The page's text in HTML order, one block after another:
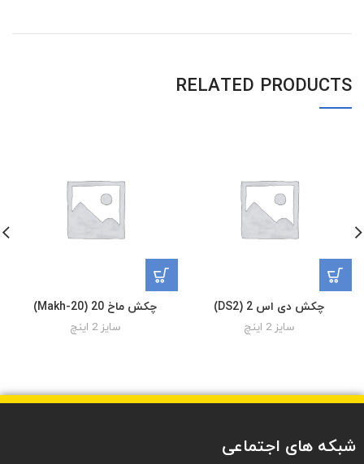
RELATED PRODUCTS
چکش دی اس 2 (DS2)
سایز 2 اینچ
چکش ماخ 20 (Makh-20)
سایز 2 اینچ
شبکه های اجتماعی